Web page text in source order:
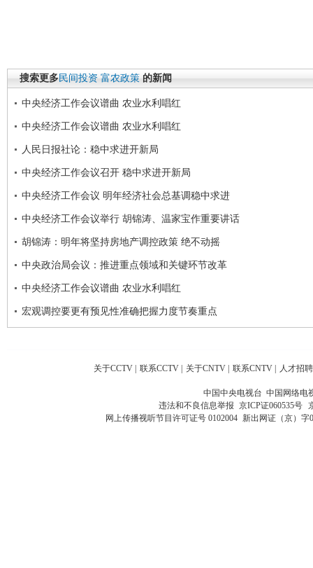
搜索更多民间投资 富农政策 的新闻
中央经济工作会议谱曲 农业水利唱红
中央经济工作会议谱曲 农业水利唱红
人民日报社论：稳中求进开新局
中央经济工作会议召开 稳中求进开新局
中央经济工作会议 明年经济社会总基调稳中求进
中央经济工作会议举行 胡锦涛、温家宝作重要讲话
胡锦涛：明年将坚持房地产调控政策 绝不动摇
中央政治局会议：推进重点领域和关键环节改革
中央经济工作会议谱曲 农业水利唱红
宏观调控要更有预见性准确把握力度节奏重点
关于CCTV | 联系CCTV | 关于CNTV | 联系CNTV | 人才招聘
中国中央电视台 中国网络电
违法和不良信息举报 京ICP证060535号
网上传播视听节目许可证号 0102004 新出网证（京）